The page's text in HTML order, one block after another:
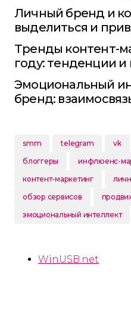
Личный бренд и
выделиться и
Тренды контент-
году: тенденции
Эмоциональный
бренд:
smm telegram vk
блоггеры
инфлюенс-
контент-маркетинг
обзор сервисов
эмоциональный интеллект
WinUSB.net